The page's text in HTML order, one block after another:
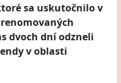
sa uskutočnilo v
dvoch dní odzneli
v oblasti